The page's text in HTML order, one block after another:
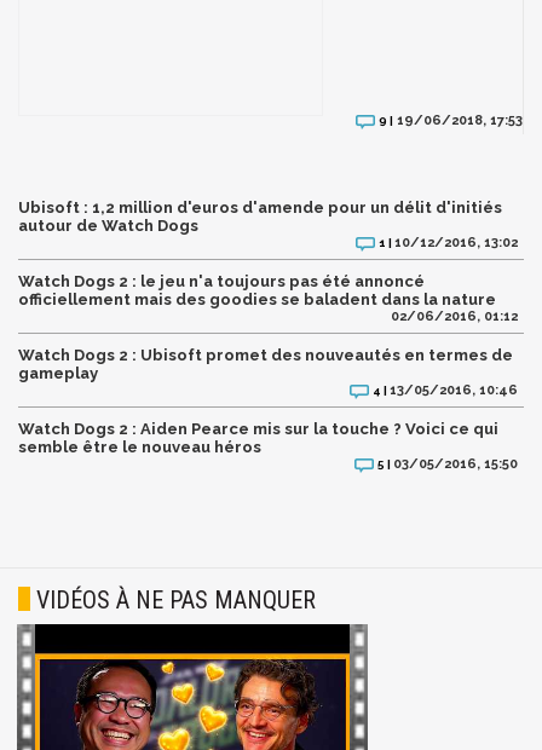
9 | 19/06/2018, 17:53
Ubisoft : 1,2 million d'euros d'amende pour un délit d'initiés
autour de Watch Dogs
1 |10/12/2016, 13:02
Watch Dogs 2 : le jeu n'a toujours pas été annoncé
officiellement mais des goodies se baladent dans la nature
02/06/2016, 01:12
Watch Dogs 2 : Ubisoft promet des nouveautés en termes de
gameplay
4 |13/05/2016, 10:46
Watch Dogs 2 : Aiden Pearce mis sur la touche ? Voici ce qui
semble être le nouveau héros
5 | 03/05/2016, 15:50
VIDÉOS À NE PAS MANQUER